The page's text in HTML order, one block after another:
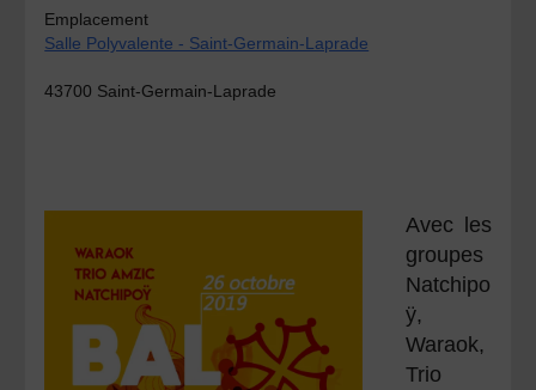
Emplacement
Salle Polyvalente - Saint-Germain-Laprade
43700 Saint-Germain-Laprade
Avec les
groupes
Natchipo
ÿ,
Waraok,
Trio